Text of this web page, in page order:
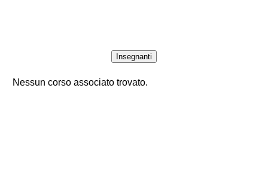
Insegnanti
Nessun corso associato trovato.